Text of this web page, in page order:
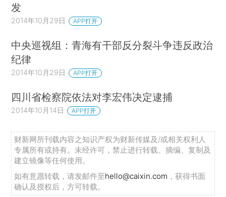
发
2014年10月29日 APP打开
中央巡视组：青海有干部反分裂斗争违反政治
纪律
2014年10月29日 APP打开
四川省检察院依法对李宏伟决定逮捕
2014年10月14日 APP打开
财新网所刊载内容之知识产权为财新传媒及/或相关权利人
专属所有或持有。未经许可，禁止进行转载、摘编、复制及
建立镜像等任何使用。
如有意愿转载，请发邮件至hello@caixin.com ，获得书面
确认及授权后，方可转载。